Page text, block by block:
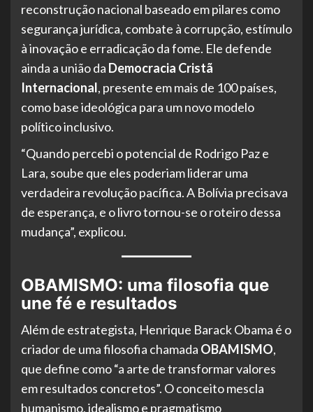
reconstrução nacional baseado em pilares como
segurança jurídica, combate à corrupção, estímulo
à inovação e erradicação da fome. Ele defende
ainda a união da Democracia Cristã
Internacional, presente em mais de 100 países,
como base ideológica para um novo modelo
político inclusivo.
“Quando percebi o potencial de Rodrigo Paz e
Lara, soube que eles poderiam liderar uma
verdadeira revolução pacífica. A Bolívia precisava
de esperança, e o livro tornou-se o roteiro dessa
mudança”, explicou.
OBAMISMO: uma filosofia que
une fé e resultados
Além de estrategista, Henrique Barack Obama é o
criador de uma filosofia chamada OBAMISMO,
que define como “a arte de transformar valores
em resultados concretos”. O conceito mescla
humanismo, idealismo e pragmatismo